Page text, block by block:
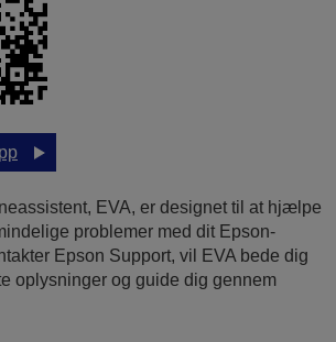
EVA, er designet til at hjælpe
problemer med dit Epson-
Epson Support, vil EVA bede dig
oplysninger og guide dig gennem